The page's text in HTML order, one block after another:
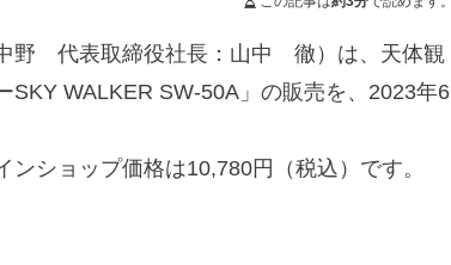
野 代表取締役社長：山中 徹）は、天体観
WALKER SW-50A」の販売を、2023年6
ショップ価格は10,780円（税込）です。